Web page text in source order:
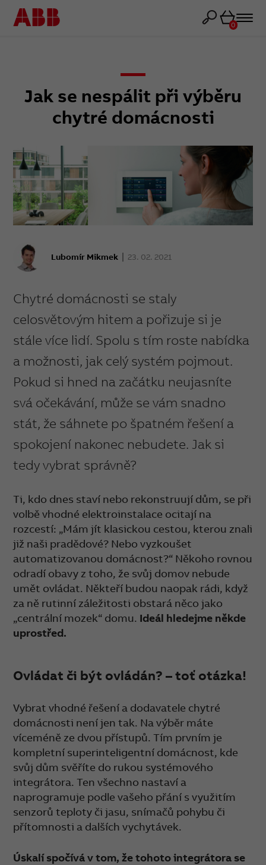
Košík
0
Jak se nespálit při výběru
chytré domácnosti
Lubomír Mikmek 23. 02. 2021
Chytré domácnosti se staly
celosvětovým hitem a pořizuje si je
stále více lidí. Spolu s tím roste nabídka
a možnosti, jak celý systém pojmout.
Pokud si hned na začátku neujasníte
svá očekávání, může se vám snadno
stát, že sáhnete po špatném řešení a
spokojení nakonec nebudete. Jak si
tedy vybrat správně?
Ti, kdo dnes staví nebo rekonstruují dům, se při
volbě vhodné elektroinstalace ocitají na
rozcestí: „Mám jít klasickou cestou, kterou znali
již naši pradědové? Nebo vyzkoušet
automatizovanou domácnost?“ Někoho rovnou
odradí obavy z toho, že svůj domov nebude
umět ovládat. Někteří budou naopak rádi, když
za ně rutinní záležitosti obstará něco jako
„centrální mozek“ domu. Ideál hledejme někde
uprostřed.
Ovládat či být ovládán? – toť otázka!
Vybrat vhodné řešení a dodavatele chytré
domácnosti není jen tak. Na výběr máte
víceméně ze dvou přístupů. Tím prvním je
kompletní superinteligentní domácnost, kde
svůj dům svěříte do rukou systémového
integrátora. Ten všechno nastaví a
naprogramuje podle vašeho přání s využitím
senzorů teploty či jasu, snímačů pohybu či
přítomnosti a dalších vychytávek.
Úskalí spočívá v tom, že tohoto integrátora se